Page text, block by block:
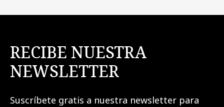
RECIBE NUESTRA
NEWSLETTER
Suscríbete gratis a nuestra newsletter para